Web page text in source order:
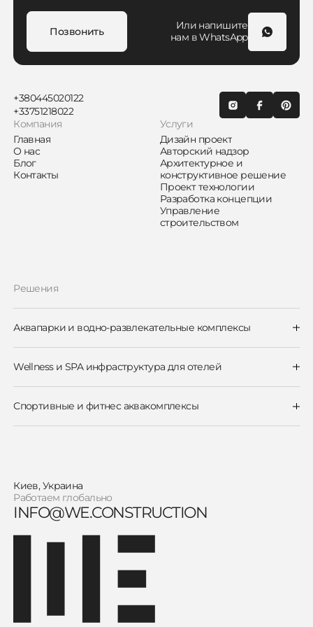
Позвонить
Или напишите
нам в WhatsApp
+380445020122
+33751218022
Компания
Главная
О нас
Блог
Контакты
Услуги
Дизайн проект
Авторский надзор
Архитектурное и
конструктивное решение
Проект технологии
Разработка концепции
Управление
строительством
Решения
Аквапарки и водно-развлекательные комплексы
Бассейны с волнами
Бассейн для cерфинга
Водные аттракционы
Рафтинг & Ленивые реки
Спрэй площадки и водные игровые зоны
Wellness и SPA инфраструктура для отелей
Бассейны для отелей
Спортивные и фитнес аквакомплексы
Терапевтические бассейны
Киев, Украина
Работаем глобально
INFO@WE.CONSTRUCTION